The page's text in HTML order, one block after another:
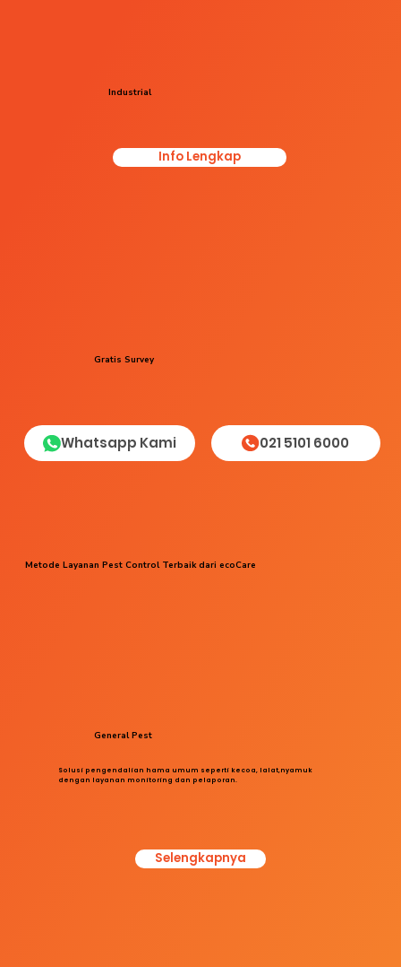
Gratis Survey
Industrial
Info Lengkap
Whatsapp Kami 021 5101 6000
Metode Layanan Pest Control Terbaik dari ecoCare
Solusi pengendalian hama umum seperti kecoa, lalat,nyamuk
dengan layanan monitoring dan pelaporan.
General Pest
Selengkapnya